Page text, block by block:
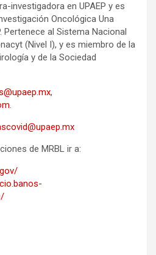
investigadora en UPAEP y es
Oncológica Una
Pertenece al Sistema Nacional
(Nivel I), y es miembro de la
y de la Sociedad
,
.
de MRBL ir a: